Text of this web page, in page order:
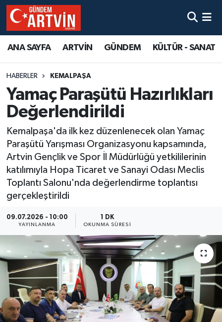
ANA SAYFA ARTVİN GÜNDEM KÜLTÜR - SANAT
HABERLER KEMALPAŞA
Yamaç Paraşütü Hazırlıkları
Değerlendirildi
Kemalpaşa'da ilk kez düzenlenecek olan Yamaç
Paraşütü Yarışması Organizasyonu kapsamında,
Artvin Gençlik ve Spor İl Müdürlüğü yetkililerinin
katılımıyla Hopa Ticaret ve Sanayi Odası Meclis
Toplantı Salonu'nda değerlendirme toplantısı
gerçekleştirildi
09.07.2026 - 10:00
YAYINLANMA
1 DK
OKUNMA SÜRESI